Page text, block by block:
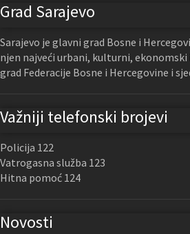
Grad Sarajevo
Sarajevo je glavni grad Bosne i
njen najveći urbani, kulturni,
grad Federacije Bosne i Hercegovine i
Važniji telefonski brojevi
Policija 122
Vatrogasna služba 123
Hitna pomoć 124
Novosti